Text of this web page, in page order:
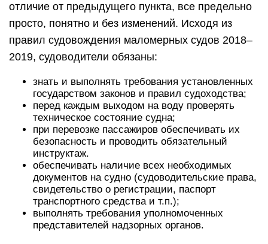
отличие от предыдущего пункта, все предельно
просто, понятно и без изменений. Исходя из
правил судовождения маломерных судов 2018–
2019, судоводители обязаны:
знать и выполнять требования установленных
государством законов и правил судоходства;
перед каждым выходом на воду проверять
техническое состояние судна;
при перевозке пассажиров обеспечивать их
безопасность и проводить обязательный
инструктаж.
обеспечивать наличие всех необходимых
документов на судно (судоводительские права,
свидетельство о регистрации, паспорт
транспортного средства и т.п.);
выполнять требования уполномоченных
представителей надзорных органов.